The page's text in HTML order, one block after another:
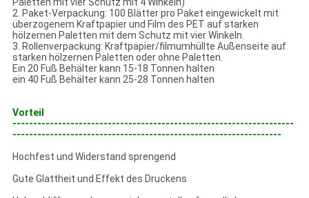
Paletten mit vier Schutz mit 4 Winkeln)
2. Paket-Verpackung: 100 Blätter pro Paket eingewickelt mit
überzogenem Kraftpapier und Film des PET auf starken
hölzernen Paletten mit dem Schutz mit vier Winkeln.
3. Rollenverpackung: Kraftpapier/filmumhüllte Außenseite auf
starken hölzernen Paletten oder ohne Paletten.
Ein 20 Fuß Behälter kann 15-18 Tonnen halten
ein 40 Fuß Behälter kann 25-28 Tonnen halten
Vorteil
--------------------------------------------------------------------
-----------------------------------------------------------------
Hochfest und Widerstand sprengend
Gute Glattheit und Effekt des Druckens